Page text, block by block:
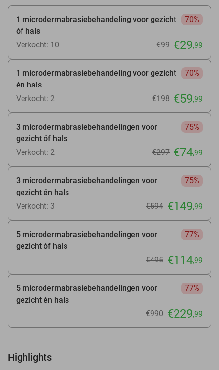
1 microdermabrasiebehandeling voor gezicht
óf hals
70%
Verkocht: 10 €99 €29,99
1 microdermabrasiebehandeling voor gezicht
én hals
70%
Verkocht: 2 €198 €59,99
3 microdermabrasiebehandelingen voor
gezicht óf hals
75%
Verkocht: 2 €297 €74,99
3 microdermabrasiebehandelingen voor
gezicht én hals
75%
Verkocht: 3 €594 €149,99
5 microdermabrasiebehandelingen voor
gezicht óf hals
77%
€495 €114,99
5 microdermabrasiebehandelingen voor
gezicht én hals
77%
€990 €229,99
Highlights